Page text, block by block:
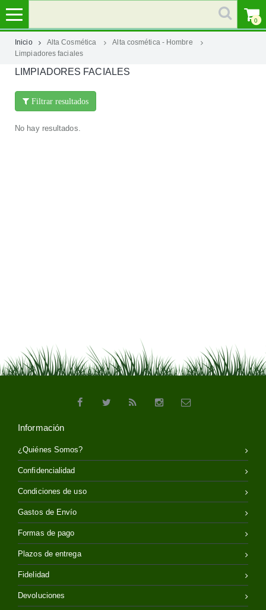
CUENTA
MARCAS
0
Inicio Alta Cosmética
Alta cosmética - Hombre
Limpiadores faciales
LIMPIADORES FACIALES
Filtrar resultados
No hay resultados.
Información
¿Quiénes Somos?
Confidencialidad
Condiciones de uso
Gastos de Envío
Formas de pago
Plazos de entrega
Fidelidad
Devoluciones